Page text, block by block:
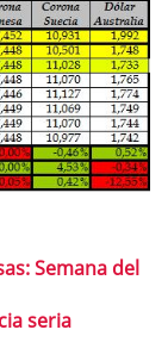
Semana del
seria